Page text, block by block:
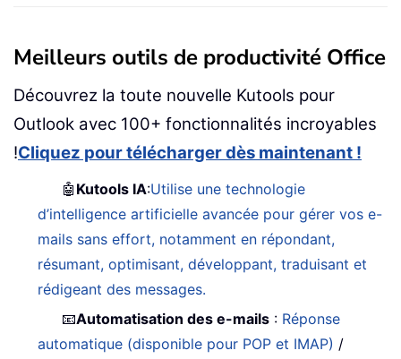
Meilleurs outils de productivité Office
Découvrez la toute nouvelle Kutools pour
Outlook avec 100+ fonctionnalités incroyables
!Cliquez pour télécharger dès maintenant !
🤖 Kutools IA:Utilise une technologie
d’intelligence artificielle avancée pour gérer vos e-
mails sans effort, notamment en répondant,
résumant, optimisant, développant, traduisant et
rédigeant des messages.
📧Automatisation des e-mails : Réponse
automatique (disponible pour POP et IMAP) /